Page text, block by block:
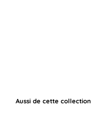
Aussi de cette collection